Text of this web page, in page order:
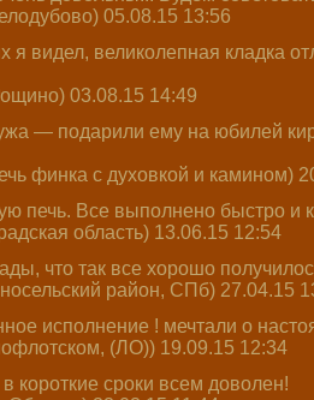
05.08.15 13:56
видел, великолепная кладка
03.08.15 14:49
— подарили ему на юбилей
финка с духовкой и камином)
печь. Все выполнено быстро и
область) 13.06.15 12:54
что так все хорошо
район, СПб) 27.04.15
исполнение ! мечтали о
(ЛО)) 19.09.15 12:34
короткие сроки всем доволен!